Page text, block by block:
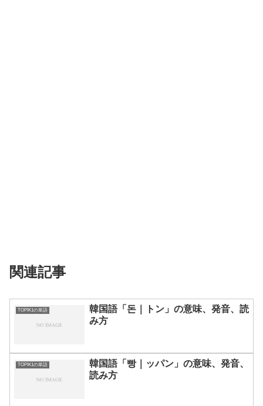
関連記事
TOPIK1の単語
韓国語「돈｜トン」の意味、発音、読
み方
TOPIK1の単語
韓国語「빵｜ッパン」の意味、発音、
読み方